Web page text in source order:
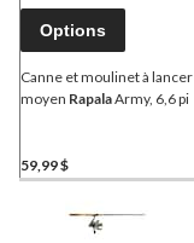
Options
Canne et moulinet à lancer
moyen RapalaArmy, 6,6 pi
59,99 $